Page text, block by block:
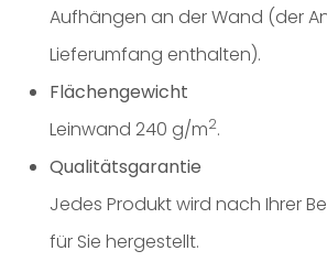
Aufhängen an der Wand (der
Lieferumfang enthalten).
Flächengewicht
Leinwand 240 g/m2.
Qualitätsgarantie
Jedes Produkt wird nach Ihrer
für Sie hergestellt.